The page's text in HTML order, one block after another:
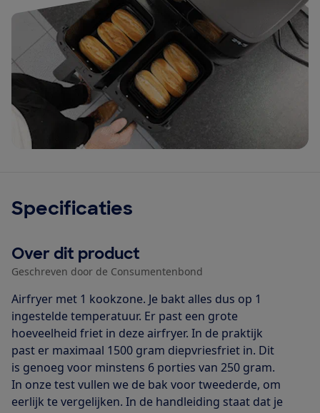
Specificaties
Over dit product
Geschreven door de Consumentenbond
Airfryer met 1 kookzone. Je bakt alles dus op 1
ingestelde temperatuur. Er past een grote
hoeveelheid friet in deze airfryer. In de praktijk
past er maximaal 1500 gram diepvriesfriet in. Dit
is genoeg voor minstens 6 porties van 250 gram.
In onze test vullen we de bak voor tweederde, om
eerlijk te vergelijken. In de handleiding staat dat je